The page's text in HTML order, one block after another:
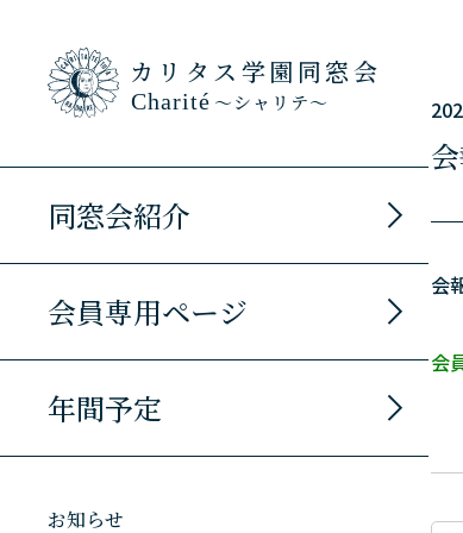
カリタス学園同窓会
Charité ～シャリテ～
同窓会紹介
会員専用ページ
年間予定
お知らせ
会
会